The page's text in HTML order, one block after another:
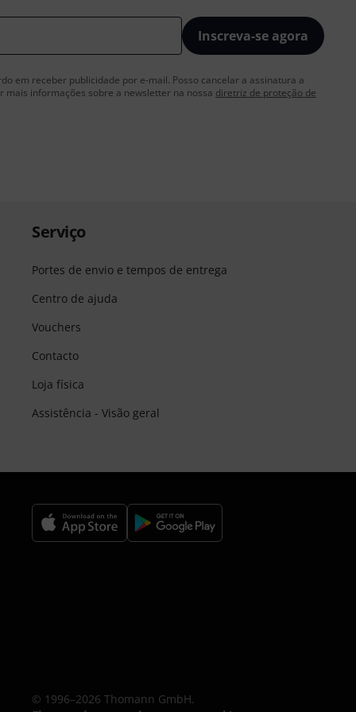
Inscreva-se agora
em receber publicidade por e-mail. Posso cancelar a assinatura a
mais informações sobre a newsletter na nossa diretriz de proteção de
Serviço
Portes de envio e tempos de entrega
Centro de ajuda
Vouchers
Contacto
Loja física
Assistência - Visão geral
© 1996–2026 Thomann GmbH.